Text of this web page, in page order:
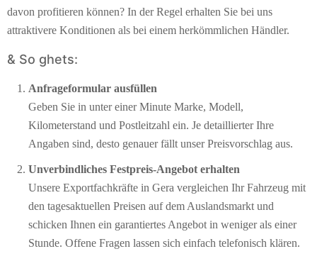
davon profitieren können? In der Regel erhalten Sie bei uns
attraktivere Konditionen als bei einem herkömmlichen Händler.
& So ghets:
Anfrageformular ausfüllen
Geben Sie in unter einer Minute Marke, Modell,
Kilometerstand und Postleitzahl ein. Je detaillierter Ihre
Angaben sind, desto genauer fällt unser Preisvorschlag aus.
Unverbindliches Festpreis-Angebot erhalten
Unsere Exportfachkräfte in Gera vergleichen Ihr Fahrzeug mit
den tagesaktuellen Preisen auf dem Auslandsmarkt und
schicken Ihnen ein garantiertes Angebot in weniger als einer
Stunde. Offene Fragen lassen sich einfach telefonisch klären.